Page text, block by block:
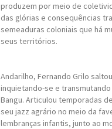
produzem por meio de
das glórias e consequências
semeaduras coloniais que há
seus territórios.
Andarilho, Fernando Grilo
inquietando-se e transmutando
Bangu. Articulou temporadas
seu jazz agrário no meio da
lembranças infantis, junto ao